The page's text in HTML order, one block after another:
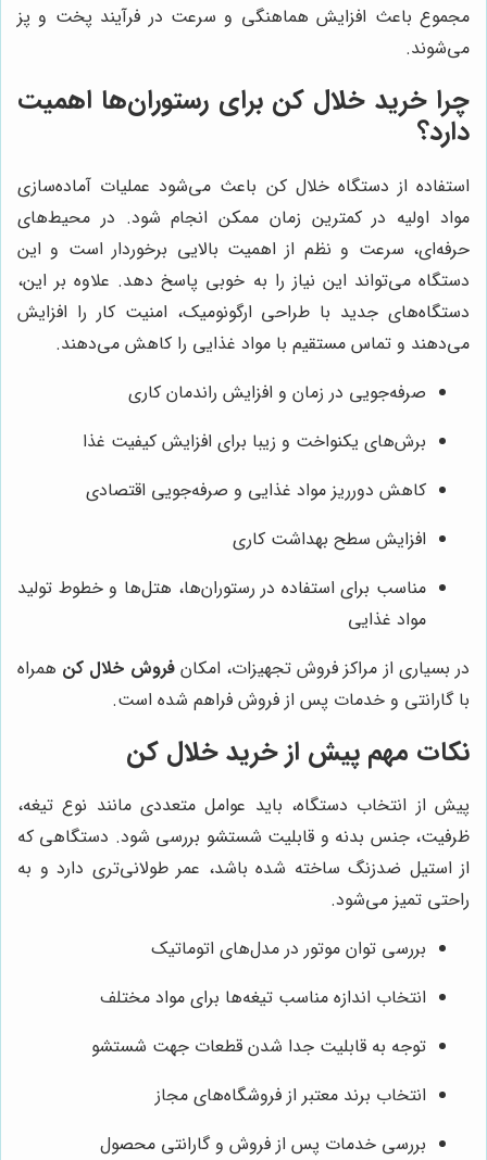
مجموع باعث افزایش هماهنگی و سرعت در فرآیند پخت و پز
می‌شوند.
چرا خرید خلال کن برای رستوران‌ها اهمیت
دارد؟
استفاده از دستگاه خلال کن باعث می‌شود عملیات آماده‌سازی
مواد اولیه در کمترین زمان ممکن انجام شود. در محیط‌های
حرفه‌ای، سرعت و نظم از اهمیت بالایی برخوردار است و این
دستگاه می‌تواند این نیاز را به خوبی پاسخ دهد. علاوه بر این،
دستگاه‌های جدید با طراحی ارگونومیک، امنیت کار را افزایش
می‌دهند و تماس مستقیم با مواد غذایی را کاهش می‌دهند.
صرفه‌جویی در زمان و افزایش راندمان کاری
برش‌های یکنواخت و زیبا برای افزایش کیفیت غذا
کاهش دورریز مواد غذایی و صرفه‌جویی اقتصادی
افزایش سطح بهداشت کاری
مناسب برای استفاده در رستوران‌ها، هتل‌ها و خطوط تولید
مواد غذایی
در بسیاری از مراکز فروش تجهیزات، امکانفروش خلال کن همراه
با گارانتی و خدمات پس از فروش فراهم شده است.
نکات مهم پیش از خرید خلال کن
پیش از انتخاب دستگاه، باید عوامل متعددی مانند نوع تیغه،
ظرفیت، جنس بدنه و قابلیت شستشو بررسی شود. دستگاهی که
از استیل ضدزنگ ساخته شده باشد، عمر طولانی‌تری دارد و به
راحتی تمیز می‌شود.
بررسی توان موتور در مدل‌های اتوماتیک
انتخاب اندازه مناسب تیغه‌ها برای مواد مختلف
توجه به قابلیت جدا شدن قطعات جهت شستشو
انتخاب برند معتبر از فروشگاه‌های مجاز
بررسی خدمات پس از فروش و گارانتی محصول